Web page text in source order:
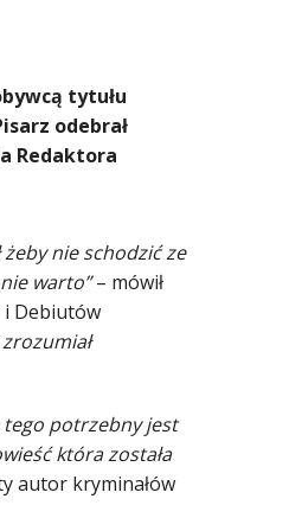
tytułu
odebrał
Redaktora
nie schodzić ze
warto”– mówił
i Debiutów
tego potrzebny jest
która została
autor kryminałów